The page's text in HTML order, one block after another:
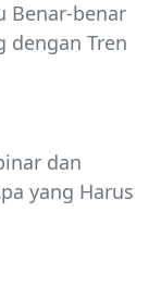
Benar-benar
dengan Tren
dan
yang Harus